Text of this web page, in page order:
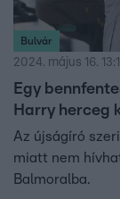
Bulvár
2024. május 16.
Egy
Harry herceg
Az újságíró
miatt nem
Balmoralba.